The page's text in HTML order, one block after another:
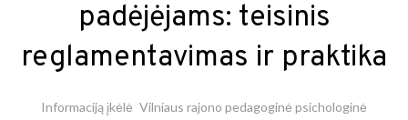
padėjėjams: teisinis
reglamentavimas ir praktika
Informaciją įkėlė Vilniaus rajono pedagoginė psichologinė